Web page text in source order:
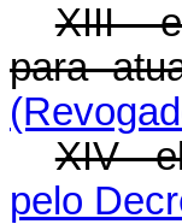
XIII -
para
XIV -
pelo